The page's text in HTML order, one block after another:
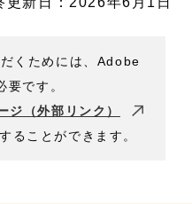
くためには、Adobe
です。
（外部リンク）
ることができます。